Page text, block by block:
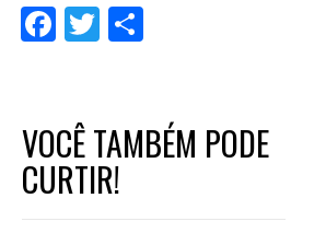
Facebook
Twitter
VOCÊ TAMBÉM PODE
CURTIR!